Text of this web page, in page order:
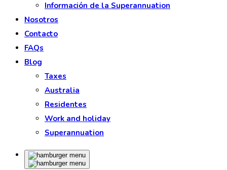
Información de la Superannuation
Nosotros
Contacto
FAQs
Blog
Taxes
Australia
Residentes
Work and holiday
Superannuation